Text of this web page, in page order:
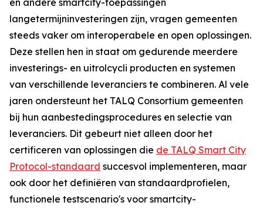
en andere smartcity-toepassingen
langetermijninvesteringen zijn, vragen gemeenten
steeds vaker om interoperabele en open oplossingen.
Deze stellen hen in staat om gedurende meerdere
investerings- en uitrolcycli producten en systemen
van verschillende leveranciers te combineren. Al vele
jaren ondersteunt het TALQ Consortium gemeenten
bij hun aanbestedingsprocedures en selectie van
leveranciers. Dit gebeurt niet alleen door het
certificeren van oplossingen die de TALQ Smart City
Protocol-standaard succesvol implementeren, maar
ook door het definiëren van standaardprofielen,
functionele testscenario's voor smartcity-